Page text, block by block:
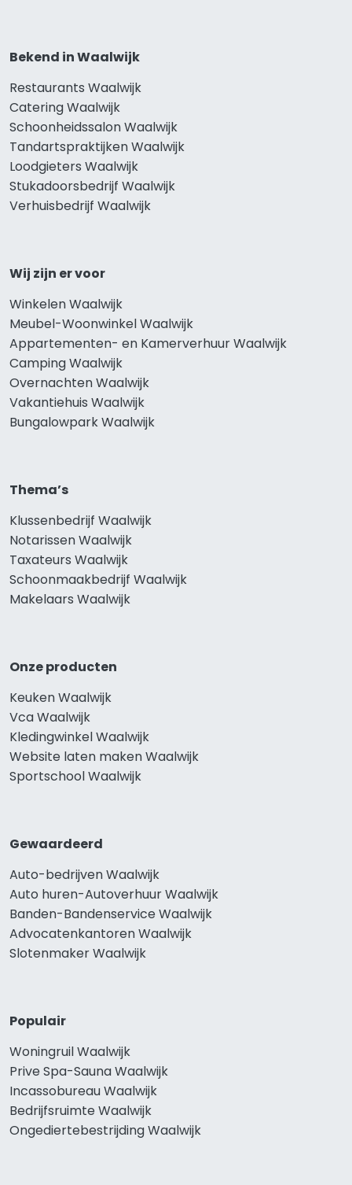
Bekend in Waalwijk
Restaurants Waalwijk
Catering Waalwijk
Schoonheidssalon Waalwijk
Tandartspraktijken Waalwijk
Loodgieters Waalwijk
Stukadoorsbedrijf Waalwijk
Verhuisbedrijf Waalwijk
Wij zijn er voor
Winkelen Waalwijk
Meubel-Woonwinkel Waalwijk
Appartementen- en Kamerverhuur Waalwijk
Camping Waalwijk
Overnachten Waalwijk
Vakantiehuis Waalwijk
Bungalowpark Waalwijk
Thema’s
Klussenbedrijf Waalwijk
Notarissen Waalwijk
Taxateurs Waalwijk
Schoonmaakbedrijf Waalwijk
Makelaars Waalwijk
Onze producten
Keuken Waalwijk
Vca Waalwijk
Kledingwinkel Waalwijk
Website laten maken Waalwijk
Sportschool Waalwijk
Gewaardeerd
Auto-bedrijven Waalwijk
Auto huren-Autoverhuur Waalwijk
Banden-Bandenservice Waalwijk
Advocatenkantoren Waalwijk
Slotenmaker Waalwijk
Populair
Woningruil Waalwijk
Prive Spa-Sauna Waalwijk
Incassobureau Waalwijk
Bedrijfsruimte Waalwijk
Ongediertebestrijding Waalwijk